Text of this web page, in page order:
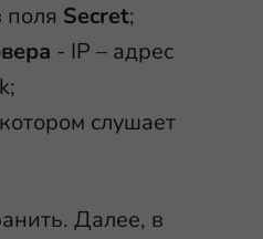
поля Secret;
- IP – адрес
слушает
Далее, в